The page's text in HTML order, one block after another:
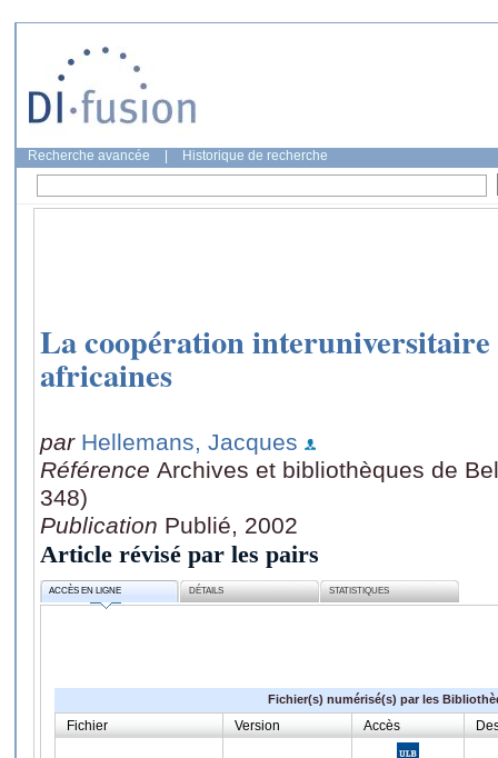
Recherche avancée Historique de recherche
La coopération interuniversitaire
africaines
par Hellemans, Jacques
Référence Archives et bibliothèques de
348)
Publication Publié, 2002
Article révisé par les pairs
ACCÈS EN LIGNE DÉTAILS STATISTIQUES
Fichier(s) numérisé(s) par les
Fichier Version Accès